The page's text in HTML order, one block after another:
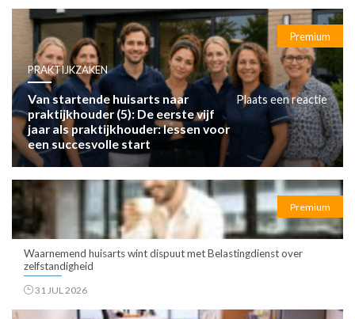
Premium
PRAKTIJKZAKEN
Van startende huisarts naar
praktijkhouder (5): De eerste vijf
jaar als praktijkhouder: lessen voor
een succesvolle start
Plaats een reactie
Premium
Waarnemend huisarts wint dispuut met Belastingdienst over
zelfstandigheid
31 JUL 2026